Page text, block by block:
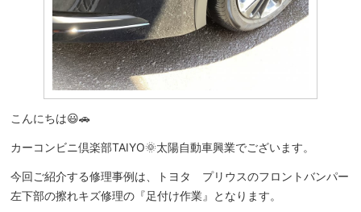
こんにちは😃🚗
カーコンビニ倶楽部TAIYO🌞太陽自動車興業でございます。
今回ご紹介する修理事例は、トヨタ プリウスのフロントバンパー
左下部の擦れキズ修理の『足付け作業』となります。